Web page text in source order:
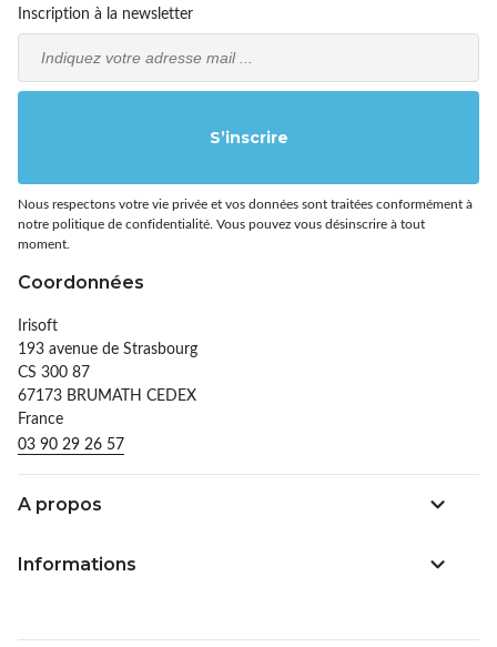
Inscription à la newsletter
Email
S’inscrire
Nous respectons votre vie privée et vos données sont traitées conformément à
notre politique de confidentialité. Vous pouvez vous désinscrire à tout
moment.
Coordonnées
Irisoft
193 avenue de Strasbourg
CS 300 87
67173 BRUMATH CEDEX
France
03 90 29 26 57
A propos
Informations